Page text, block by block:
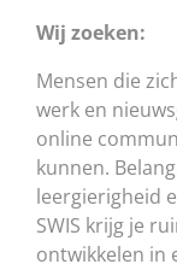
Wij zoeken:
Mensen die
werk en
online
kunnen.
leergierigheid
SWIS krijg je
ontwikkelen in